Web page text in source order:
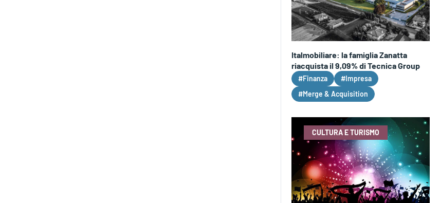
Italmobiliare: la famiglia Zanatta
riacquista il 9,09% di Tecnica Group
#Finanza
#Impresa
#Merge & Acquisition
CULTURA E TURISMO